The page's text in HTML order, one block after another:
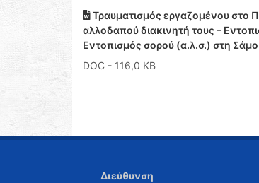
Τραυματισμός εργαζομένου στο
αλλοδαπού διακινητή τους –
Εντοπισμός σορού (α.λ.σ.) στη Σάμο
DOC - 116,0 KB
Διεύθυνση